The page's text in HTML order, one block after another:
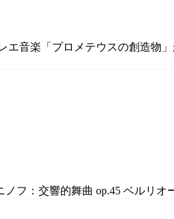
音楽「プロメテウスの創造物
フ：交響的舞曲 op.45 ベルリオ